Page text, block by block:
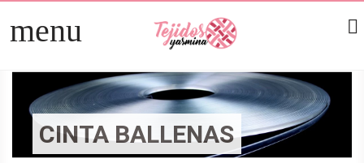
menu
arrow_right
TELAS
arrow_rightPATCHWORK
arrow_rightHOGAR

CINTA BALLENAS